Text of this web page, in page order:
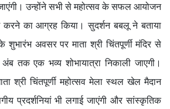
उन्होंने सभी से महोत्सव के सफल आयोजन
करने का आग्रह किया। सुदर्शन बबलू ने बताया
अवसर पर माता श्री चिंतपूर्णी मंदिर से
तक एक भव्य शोभायात्रा निकाली जाएगी।
श्री चिंतपूर्णी महोत्सव मेला स्थल खेल मैदान
प्रदर्शनियां भी लगाई जाएंगी और सांस्कृतिक